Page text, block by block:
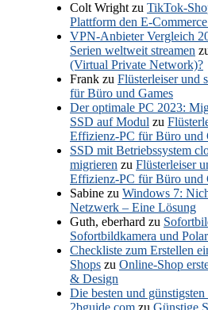
Colt Wright zu TikTok-
Plattform den E-
VPN-Anbieter Vergleich
Serien weltweit streamen
(Virtual Private Network)?
Frank zu Flüsterleiser und
für Büro und Games
Der optimale PC 2023:
SSD auf Modul zu
Effizienz-PC für Büro und
SSD mit Betriebssystem
migrieren zu Flüsterleiser
Effizienz-PC für Büro und
Sabine zu Windows 7:
Netzwerk – Eine Lösung
Guth, eberhard zu
Sofortbildkamera und
Checkliste zum Erstellen
Shops zu Online-Shop
& Design
Die besten und
2bguide.com zu Günstige